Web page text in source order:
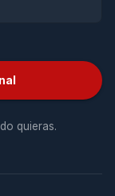
quieras.